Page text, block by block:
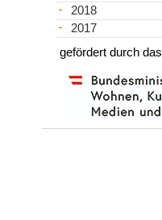
2018
2017
gefördert durch das